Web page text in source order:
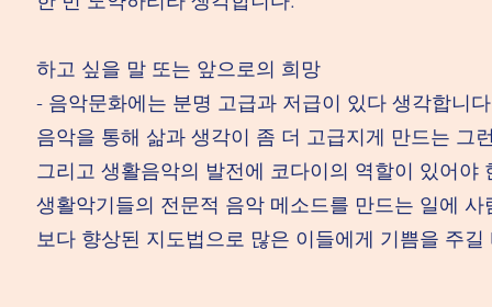
하고 싶을 말 또는 앞으로의 희망
- 음악문화에는 분명 고급과 저급이 있다 생각합니
음악을 통해 삶과 생각이 좀 더 고급지게 만드는 그
그리고 생활음악의 발전에 코다이의 역할이 있어야
생활악기들의 전문적 음악 메소드를 만드는 일에
보다 향상된 지도법으로 많은 이들에게 기쁨을 주길